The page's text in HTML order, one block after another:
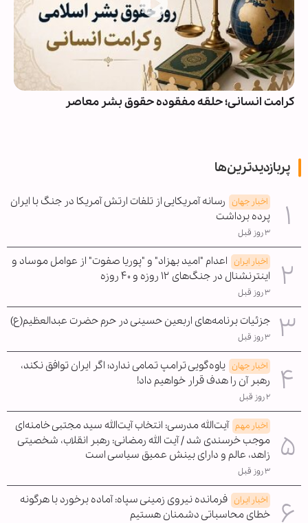
کرامت انسانی؛ حلقه مفقوده حقوق بشر معاصر
پربازدیدترین‌ها
اخبار جهان رسانه آمریکایی از تلفات ارتش آمریکا در جنگ با ایران
پرده برداشت
۳ روز قبل
اخبار ایران اعدام "امید بهزاد" و "پوریا صفوت" از عوامل موساد و
اینترنشنال در جنگ‌های ۱۲ روزه و ۴۰ روزه
۳ روز قبل
جزئیات برنامه‌های اربعین حسینی در حرم حضرت عبدالعظیم(ع)
۳ روز قبل
اخبار جهان یاوه‌گویی ترامپ تمامی ندارد؛ اگر ایران توافق نکند،
رهبر آن را هدف قرار خواهیم داد!
۲ روز قبل
اخبار مهم آیت‌الله مدرسی: انتخاب آیت‌الله سید مجتبی خامنه‌ای
موجب خرسندی شد / آیت الله رمضانی: رهبر انقلاب، شخصیتی
زاهد، عالم و دارای بینش عمیق سیاسی است
۳ روز قبل
اخبار ایران فرمانده نیروی زمینی سپاه: آماده برخورد با هرگونه
خطای محاسباتی دشمنان هستیم